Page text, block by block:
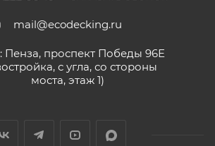
mail@ecodecking.ru
Пенза, проспект Победы 96Е
с угла, со стороны
моста, этаж 1)